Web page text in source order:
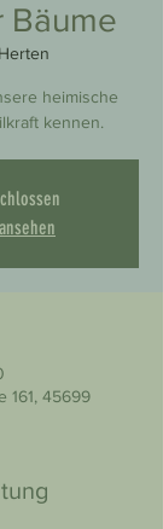
Bäume
Herten
heimische
kennen.
161, 45699